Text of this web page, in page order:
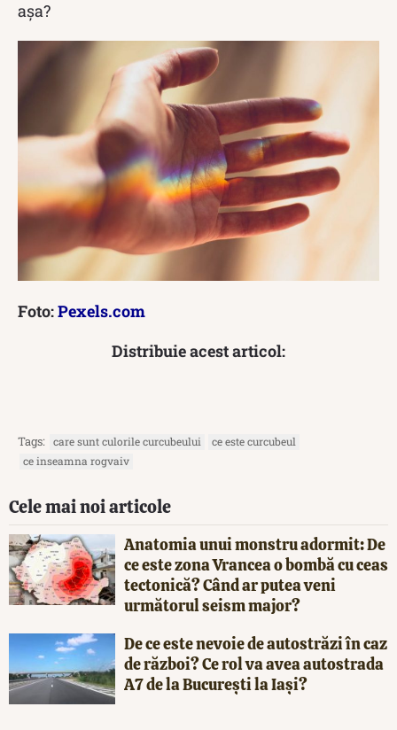
așa?
Foto:Pexels.com
Distribuie acest articol:
Tags: care sunt culorile curcubeului
ce este curcubeul
ce inseamna rogvaiv
Cele mai noi articole
Anatomia unui monstru adormit: De
ce este zona Vrancea o bombă cu ceas
tectonică? Când ar putea veni
următorul seism major?
De ce este nevoie de autostrăzi în caz
de război? Ce rol va avea autostrada
A7 de la București la Iași?